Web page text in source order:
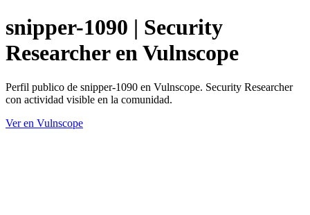
snipper-1090 | Security
Researcher en Vulnscope
Perfil publico de snipper-1090 en Vulnscope. Security Researcher
con actividad visible en la comunidad.
Ver en Vulnscope